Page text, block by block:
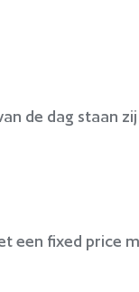
de dag staan
een fixed price